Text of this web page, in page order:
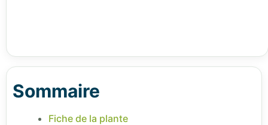
Sommaire
Fiche de la plante